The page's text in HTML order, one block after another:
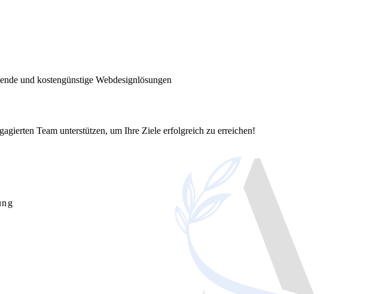
und kostengünstige Webdesignlösungen
Team unterstützen, um Ihre Ziele erfolgreich zu erreichen!
Website für lokalen Erfolg